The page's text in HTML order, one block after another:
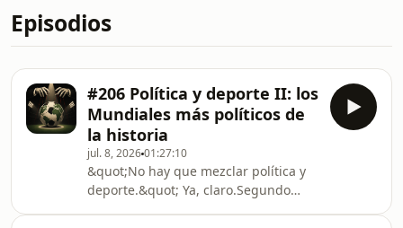
Episodios
#206 Política y deporte II: los
Mundiales más políticos de
la historia
jul. 8, 202601:27:10
&quot;No hay que mezclar política y
deporte.&quot; Ya, claro.Segundo